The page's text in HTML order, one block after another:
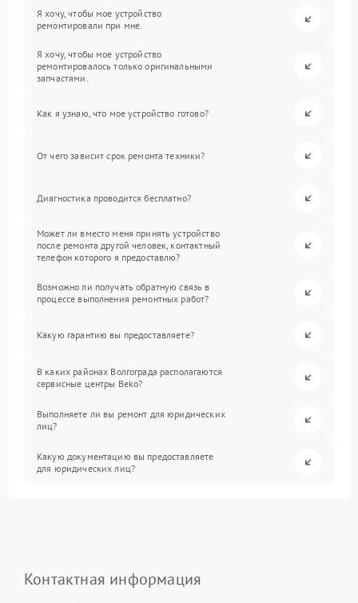
Я хочу, чтобы мое устройство
ремонтировали при мне.
Я хочу, чтобы мое устройство
ремонтировалось только оригинальными
запчастями.
Как я узнаю, что мое устройство готово?
От чего зависит срок ремонта техники?
Диагностика проводится бесплатно?
Может ли вместо меня принять устройство
после ремонта другой человек, контактный
телефон которого я предоставлю?
Возможно ли получать обратную связь в
процессе выполнения ремонтных работ?
Какую гарантию вы предоставляете?
В каких районах Волгограда располагаются
сервисные центры Beko?
Выполняете ли вы ремонт для юридических
лиц?
Какую документацию вы предоставляете
для юридических лиц?
Контактная информация